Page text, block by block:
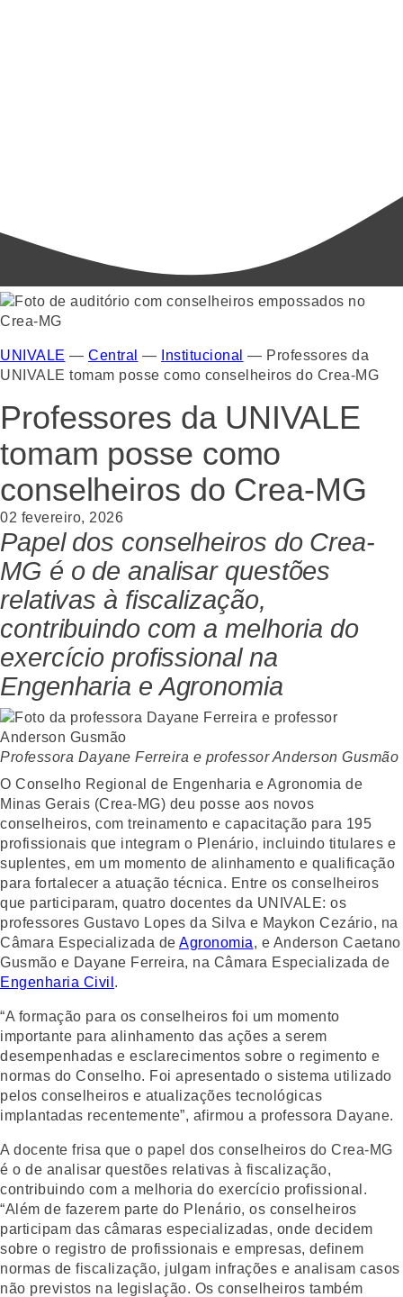
UNIVALE — Central — Institucional — Professores da
UNIVALE tomam posse como conselheiros do Crea-MG
Professores da UNIVALE
tomam posse como
conselheiros do Crea-MG
02 fevereiro, 2026
Papel dos conselheiros do Crea-
MG é o de analisar questões
relativas à fiscalização,
contribuindo com a melhoria do
exercício profissional na
Engenharia e Agronomia
Professora Dayane Ferreira e professor Anderson Gusmão
O Conselho Regional de Engenharia e Agronomia de
Minas Gerais (Crea-MG) deu posse aos novos
conselheiros, com treinamento e capacitação para 195
profissionais que integram o Plenário, incluindo titulares e
suplentes, em um momento de alinhamento e qualificação
para fortalecer a atuação técnica. Entre os conselheiros
que participaram, quatro docentes da UNIVALE: os
professores Gustavo Lopes da Silva e Maykon Cezário, na
Câmara Especializada de Agronomia, e Anderson Caetano
Gusmão e Dayane Ferreira, na Câmara Especializada de
Engenharia Civil .
“A formação para os conselheiros foi um momento
importante para alinhamento das ações a serem
desempenhadas e esclarecimentos sobre o regimento e
normas do Conselho. Foi apresentado o sistema utilizado
pelos conselheiros e atualizações tecnológicas
implantadas recentemente”, afirmou a professora Dayane.
A docente frisa que o papel dos conselheiros do Crea-MG
é o de analisar questões relativas à fiscalização,
contribuindo com a melhoria do exercício profissional.
“Além de fazerem parte do Plenário, os conselheiros
participam das câmaras especializadas, onde decidem
sobre o registro de profissionais e empresas, definem
normas de fiscalização, julgam infrações e analisam casos
não previstos na legislação. Os conselheiros também